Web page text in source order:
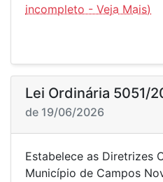
Lei Ordinária 5051/
de 19/06/2026
Estabelece as Diretrizes
Município de Campos